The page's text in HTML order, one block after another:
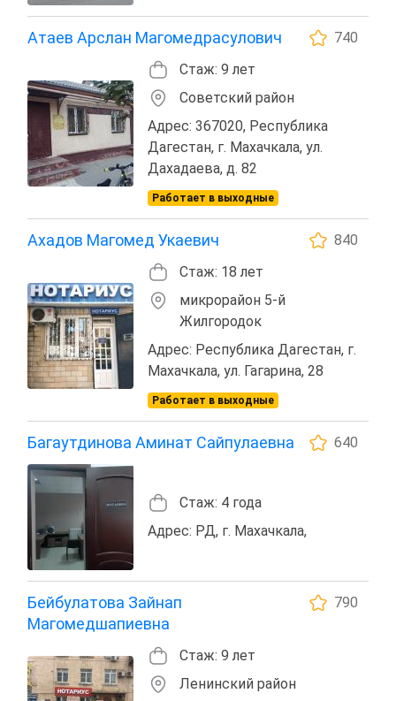
Атаев Арслан Магомедрасулович
740
Стаж: 9 лет
Советский район
Адрес: 367020, Республика
Дагестан, г. Махачкала, ул.
Дахадаева, д. 82
Работает в выходные
Ахадов Магомед Укаевич
840
Стаж: 18 лет
микрорайон 5-й
Жилгородок
Адрес: Республика Дагестан, г.
Махачкала, ул. Гагарина, 28
Работает в выходные
Багаутдинова Аминат Сайпулаевна 640
Стаж: 4 года
Адрес: РД, г. Махачкала,
Бейбулатова Зайнап
Магомедшапиевна
790
Стаж: 9 лет
Ленинский район